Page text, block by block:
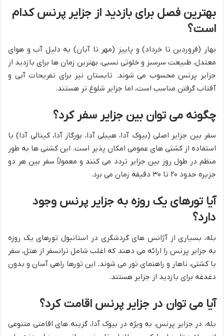
بهترین فصل برای بازدید از جزایر پرنس کدام
است؟
بهار (فروردین تا خرداد) و پاییز (مهر تا آبان) به دلیل آب و هوای
معتدل، طبیعت سرسبز و خلوتی نسبی، بهترین زمان ها برای بازدید از
جزایر پرنس محسوب می شوند. تابستان نیز برای تفریحات آبی و
آفتاب گرفتن مناسب است، اما جزایر شلوغ تر هستند.
چگونه می توان بین جزایر سفر کرد؟
سفر بین جزایر اصلی (بیوک آدا، هیبلی آدا، بورگاز آدا، کینالی آدا) با
استفاده از کشتی های عمومی امکان پذیر است. این کشتی ها به طور
منظم در طول روز بین جزایر تردد می کنند و معمولاً سفر بین هر دو
جزیره حدود ۲۰ تا ۳۰ دقیقه زمان می برد.
آیا تورهای یک روزه به جزایر پرنس وجود
دارد؟
بله، بسیاری از آژانس های گردشگری در استانبول تورهای یک روزه
به جزایر پرنس را ارائه می دهند که اغلب شامل ترانسفر از هتل، سفر
با کشتی، ناهار و راهنمای تور می شوند. این تورها راهی آسان و بدون
دغدغه برای بازدید از جزایر هستند.
آیا می توان در جزایر پرنس اقامت کرد؟
بله، در جزایر پرنس، به ویژه در بیوک آدا، گزینه های اقامتی متنوعی